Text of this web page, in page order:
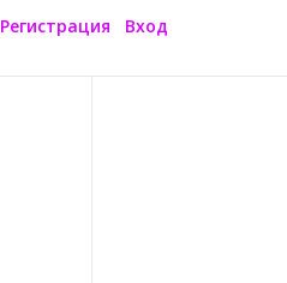
Регистрация Вход